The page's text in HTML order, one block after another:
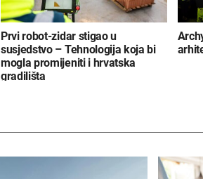
Prvi robot-zidar stigao u
susjedstvo – Tehnologija koja bi
mogla promijeniti i hrvatska
gradilišta